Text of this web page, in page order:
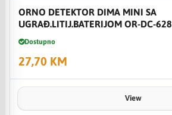
ORNO DETEKTOR DIMA MINI SA
UGRAĐ.LITIJ.BATERIJOM OR-DC-628
Dostupno
27,70 KM
View